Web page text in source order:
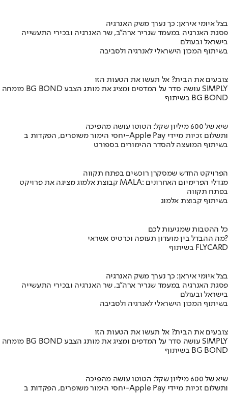
בצל איומי איראן: כך נערך משק האנרגיה
פסגת האנרגיה במעמד שגריר ארה"ב, שר האנרגיה ובכירי התעשייה
בישראל ובעולם
בשיתוף המכון הישראלי לאנרגיה ולסביבה
צובעים את הבית? אל תעשו את הטעות הזו
מומחה BG BOND עושה סדר על המדפים ומציג את מותג הצבע SIMPLY
בשיתוף BG BOND
שיא של 600 מיליון שקל: הטוטו עושה מהפיכה
יחסי הימור משופרים, הפקדות ב-Apple Pay ותשלום זכיות מיידי
בשיתוף המועצה להסדר ההימורים בספורט
הפרויקט החדש שמסקרן רוכשים בפתח תקווה
קבוצת אלמוג מציגה את פרויקט MALA: מגדלי הפרימיום האחרונים
בפתח תקווה
בשיתוף קבוצת אלמוג
כל ההטבות שמגיעות לכם
מה ההבדל בין מועדון תעופה וכרטיס אשראי?
בשיתוף FLYCARD
בצל איומי איראן: כך נערך משק האנרגיה
פסגת האנרגיה במעמד שגריר ארה"ב, שר האנרגיה ובכירי התעשייה
בישראל ובעולם
בשיתוף המכון הישראלי לאנרגיה ולסביבה
צובעים את הבית? אל תעשו את הטעות הזו
מומחה BG BOND עושה סדר על המדפים ומציג את מותג הצבע SIMPLY
בשיתוף BG BOND
שיא של 600 מיליון שקל: הטוטו עושה מהפיכה
יחסי הימור משופרים, הפקדות ב-Apple Pay ותשלום זכיות מיידי